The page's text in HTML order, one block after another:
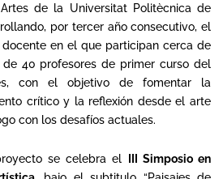
de la Universitat Politècnica de
por tercer año consecutivo, el
en el que participan cerca de
40 profesores de primer curso del
con el objetivo de fomentar la
crítico y la reflexión desde el arte
con los desafíos actuales.
se celebra el
III Simposio en